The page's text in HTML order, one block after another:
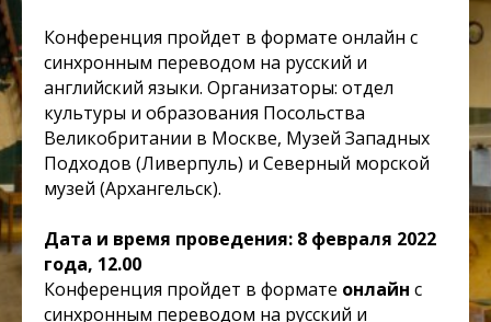
Конференция пройдет в формате онлайн с
синхронным переводом на русский и
английский языки. Организаторы: отдел
культуры и образования Посольства
Великобритании в Москве, Музей Западных
Подходов (Ливерпуль) и Северный морской
музей (Архангельск).
Дата и время проведения: 8 февраля 2022
года, 12.00
Конференция пройдет в формате онлайн с
синхронным переводом на русский и